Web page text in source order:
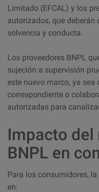
Limitado (EFCAL) y los
autorizados, que
solvencia y conducta.
Los proveedores BNPL
sujeción a supervisión
este nuevo marco, ya
correspondiente o
autorizadas para
Impacto del
BNPL en
Para los consumidores,
en: